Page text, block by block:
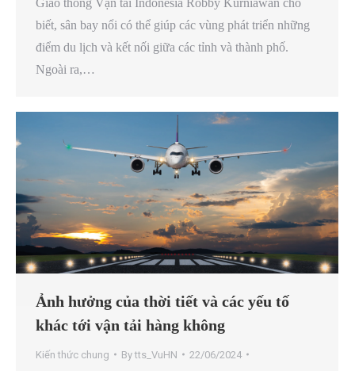
biết, sân bay nổi có thể giúp các vùng phát triển những
điểm du lịch và kết nối giữa các tỉnh và thành phố.
Ngoài ra,…
Ảnh hưởng của thời tiết và các yếu tố
khác tới vận tải hàng không
Kiến thức chung Bytts_VuHN
22/06/2024